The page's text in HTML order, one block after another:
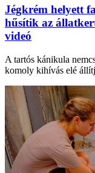
Jégkrém helyett
hűsítik az
videó
A tartós kánikula
komoly kihívás elé